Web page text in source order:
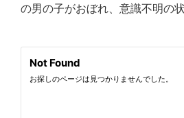
の男の子がおぼれ、意識不明の